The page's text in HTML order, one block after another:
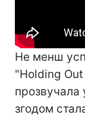
Не менш
"Holding
прозвучала
згодом